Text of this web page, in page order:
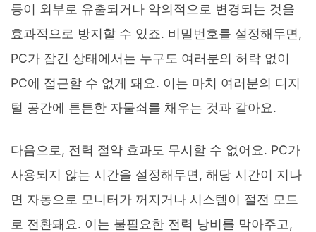
등이 외부로 유출되거나 악의적으로 변경되는 것을
효과적으로 방지할 수 있죠. 비밀번호를 설정해두면,
PC가 잠긴 상태에서는 누구도 여러분의 허락 없이
PC에 접근할 수 없게 돼요. 이는 마치 여러분의 디지
털 공간에 튼튼한 자물쇠를 채우는 것과 같아요.
다음으로, 전력 절약 효과도 무시할 수 없어요. PC가
사용되지 않는 시간을 설정해두면, 해당 시간이 지나
면 자동으로 모니터가 꺼지거나 시스템이 절전 모드
로 전환돼요. 이는 불필요한 전력 낭비를 막아주고,